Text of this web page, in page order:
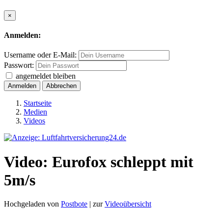
×
Anmelden:
Username oder E-Mail:
Passwort:
angemeldet bleiben
Anmelden Abbrechen
Startseite
Medien
Videos
Video: Eurofox schleppt mit
5m/s
Hochgeladen von Postbote | zurVideoübersicht